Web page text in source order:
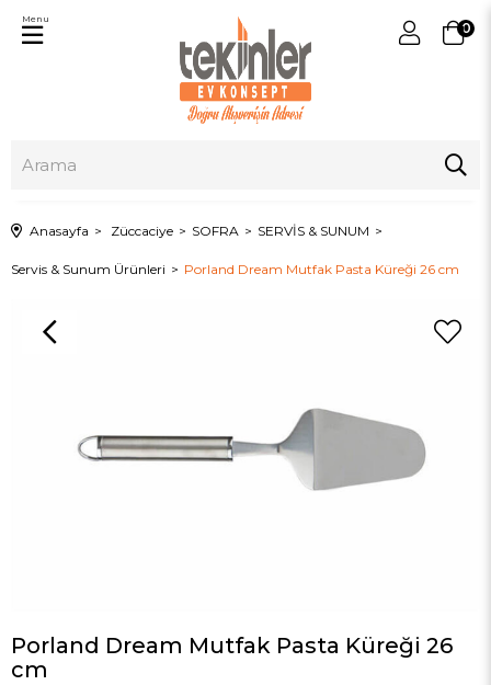
0
Menu
Anasayfa Züccaciye SOFRA SERVİS & SUNUM
Servis & Sunum Ürünleri Porland Dream Mutfak Pasta Küreği 26 cm
Porland Dream Mutfak Pasta Küreği 26
cm